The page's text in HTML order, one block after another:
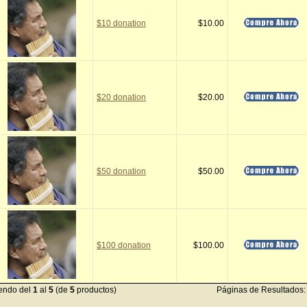
$10 donation $10.00
$20 donation $20.00
$50 donation $50.00
$100 donation $100.00
del 1 al 5 (de 5 productos) Páginas de